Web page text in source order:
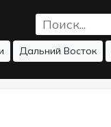
Дальний Восток